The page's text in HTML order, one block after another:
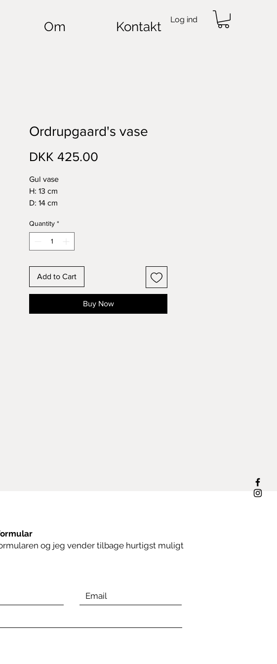
Log ind
Om Kontakt
Ordrupgaard's vase
DKK 425.00
Gul vase
H: 13 cm
D: 14 cm
Quantity *
Add to Cart
Buy Now
og jeg vender tilbage hurtigst muligt